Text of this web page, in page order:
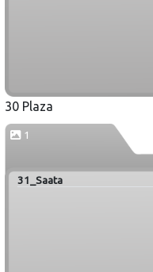
30 Plaza
1
31_Saata